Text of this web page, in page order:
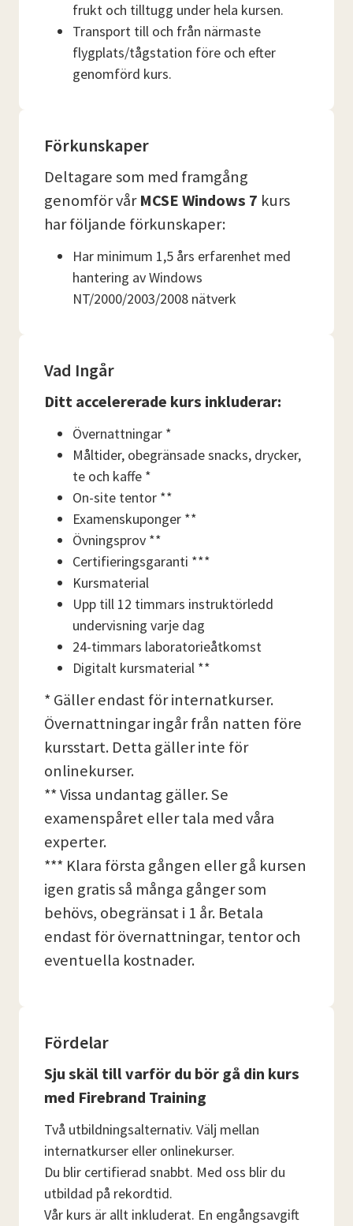
frukt och tilltugg under hela kursen.
Transport till och från närmaste
flygplats/tågstation före och efter
genomförd kurs.
Förkunskaper
Deltagare som med framgång
genomför vårMCSE Windows 7 kurs
har följande förkunskaper:
Har minimum 1,5 års erfarenhet med
hantering av Windows
NT/2000/2003/2008 nätverk
Vad Ingår
Ditt accelererade kurs inkluderar:
Övernattningar *
Måltider, obegränsade snacks, drycker,
te och kaffe *
On-site tentor **
Examenskuponger **
Övningsprov **
Certifieringsgaranti ***
Kursmaterial
Upp till 12 timmars instruktörledd
undervisning varje dag
24-timmars laboratorieåtkomst
Digitalt kursmaterial **
* Gäller endast för internatkurser.
Övernattningar ingår från natten före
kursstart. Detta gäller inte för
onlinekurser.
** Vissa undantag gäller. Se
examenspåret eller tala med våra
experter.
*** Klara första gången eller gå kursen
igen gratis så många gånger som
behövs, obegränsat i 1 år. Betala
endast för övernattningar, tentor och
eventuella kostnader.
Fördelar
Sju skäl till varför du bör gå din kurs
med Firebrand Training
Två utbildningsalternativ. Välj mellan
internatkurser eller onlinekurser.
Du blir certifierad snabbt. Med oss ​​blir du
utbildad på rekordtid.
Vår kurs är allt inkluderat. En engångsavgift